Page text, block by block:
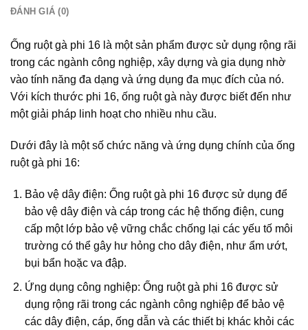
ĐÁNH GIÁ (0)
Ống ruột gà phi 16 là một sản phẩm được sử dụng rộng rãi
trong các ngành công nghiệp, xây dựng và gia dụng nhờ
vào tính năng đa dạng và ứng dụng đa mục đích của nó.
Với kích thước phi 16, ống ruột gà này được biết đến như
một giải pháp linh hoạt cho nhiều nhu cầu.
Dưới đây là một số chức năng và ứng dụng chính của ống
ruột gà phi 16:
Bảo vệ dây điện: Ống ruột gà phi 16 được sử dụng để
bảo vệ dây điện và cáp trong các hệ thống điện, cung
cấp một lớp bảo vệ vững chắc chống lại các yếu tố môi
trường có thể gây hư hỏng cho dây điện, như ẩm ướt,
bụi bẩn hoặc va đập.
Ứng dụng công nghiệp: Ống ruột gà phi 16 được sử
dụng rộng rãi trong các ngành công nghiệp để bảo vệ
các dây điện, cáp, ống dẫn và các thiết bị khác khỏi các